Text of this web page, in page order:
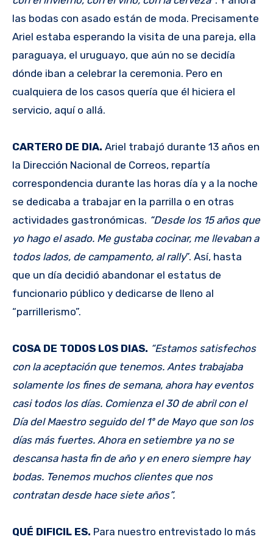
las bodas con asado están de moda. Precisamente
Ariel estaba esperando la visita de una pareja, ella
paraguaya, el uruguayo, que aún no se decidía
dónde iban a celebrar la ceremonia. Pero en
cualquiera de los casos quería que él hiciera el
servicio, aquí o allá.
CARTERO DE DIA. Ariel trabajó durante 13 años en
la Dirección Nacional de Correos, repartía
correspondencia durante las horas día y a la noche
se dedicaba a trabajar en la parrilla o en otras
actividades gastronómicas. “Desde los 15 años que
yo hago el asado. Me gustaba cocinar, me llevaban a
todos lados, de campamento, al rally”. Así, hasta
que un día decidió abandonar el estatus de
funcionario público y dedicarse de lleno al
“parrillerismo”.
COSA DE TODOS LOS DIAS. “Estamos satisfechos
con la aceptación que tenemos. Antes trabajaba
solamente los fines de semana, ahora hay eventos
casi todos los días. Comienza el 30 de abril con el
Día del Maestro seguido del 1º de Mayo que son los
días más fuertes. Ahora en setiembre ya no se
descansa hasta fin de año y en enero siempre hay
bodas. Tenemos muchos clientes que nos
contratan desde hace siete años”.
QUÉ DIFICIL ES. Para nuestro entrevistado lo más